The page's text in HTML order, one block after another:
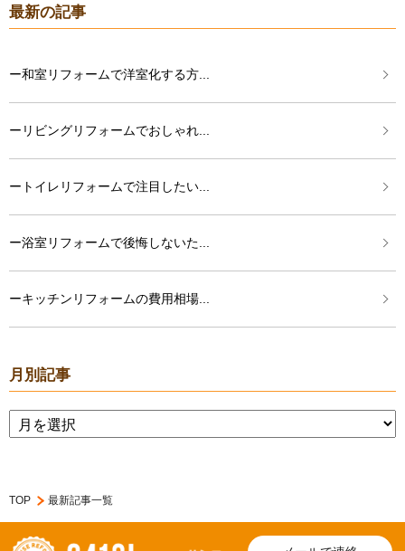
最新の記事
ー和室リフォームで洋室化する方...
ーリビングリフォームでおしゃれ...
ートイレリフォームで注目したい...
ー浴室リフォームで後悔しないた...
ーキッチンリフォームの費用相場...
月別記事
TOP 最新記事一覧